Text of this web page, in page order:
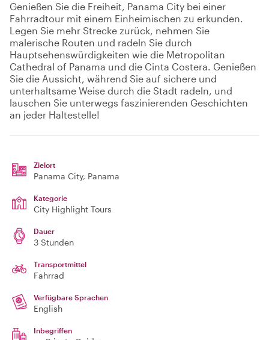
Genießen Sie die Freiheit, Panama City bei einer
Fahrradtour mit einem Einheimischen zu erkunden.
Legen Sie mehr Strecke zurück, nehmen Sie
malerische Routen und radeln Sie durch
Hauptsehenswürdigkeiten wie die Metropolitan
Cathedral of Panama und die Cinta Costera. Genießen
Sie die Aussicht, während Sie auf sichere und
unterhaltsame Weise durch die Stadt radeln, und
lauschen Sie unterwegs faszinierenden Geschichten
an jeder Haltestelle!
Zielort
Panama City, Panama
Kategorie
City Highlight Tours
Dauer
3 Stunden
Transportmittel
Fahrrad
Verfügbare Sprachen
English
Inbegriffen